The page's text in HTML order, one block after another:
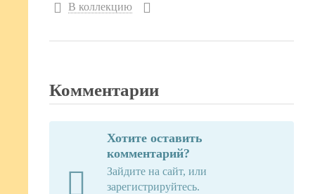
В коллекцию
Комментарии
Хотите оставить
комментарий?
Зайдите на сайт, или
зарегистрируйтесь.